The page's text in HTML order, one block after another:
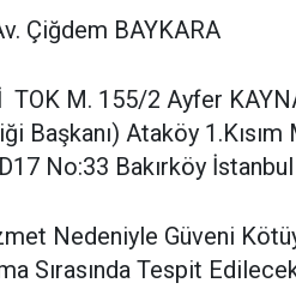
Çiğdem BAYKARA
TOK M. 155/2 Ayfer
Başkanı) Ataköy 1.Kısım
No:33 Bakırköy İstanbul
Nedeniyle Güveni
Sırasında Tespit